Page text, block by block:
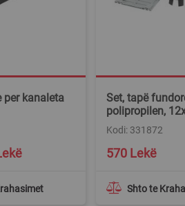
per kanaleta
Set, tapë
polipropilen,
Kodi: 331872
Shto te
570 Lekë